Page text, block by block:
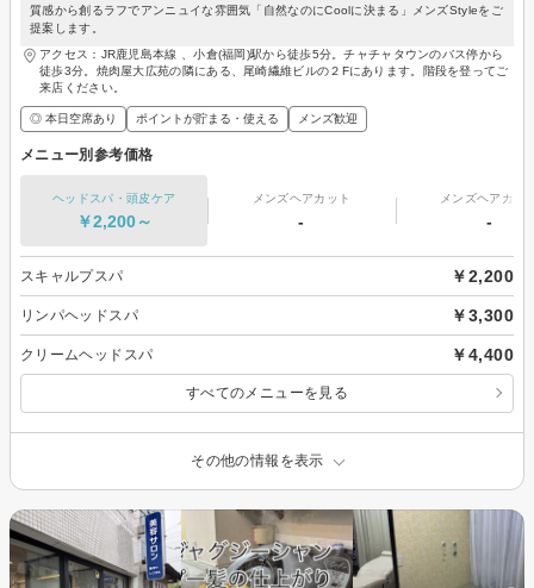
質感から創るラフでアンニュイな雰囲気「自然なのにCoolに決まる」メンズStyleをご
提案します。
アクセス：JR鹿児島本線 、小倉(福岡)駅から徒歩5分。チャチャタウンのバス停から
徒歩3分。焼肉屋大広苑の隣にある、尾崎繊維ビルの２Fにあります。階段を登ってご
来店ください。
◎ 本日空席あり ポイントが貯まる・使える メンズ歓迎
メニュー別参考価格
ヘッドスパ・頭皮ケア
￥2,200～
メンズヘアカット
-
メンズヘアカラ
-
スキャルプスパ ￥2,200
リンパヘッドスパ ￥3,300
クリームヘッドスパ ￥4,400
すべてのメニューを見る
その他の情報を表示